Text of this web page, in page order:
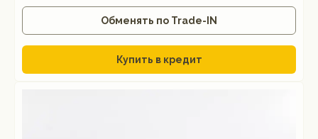
Обменять по Trade-IN
Купить в кредит